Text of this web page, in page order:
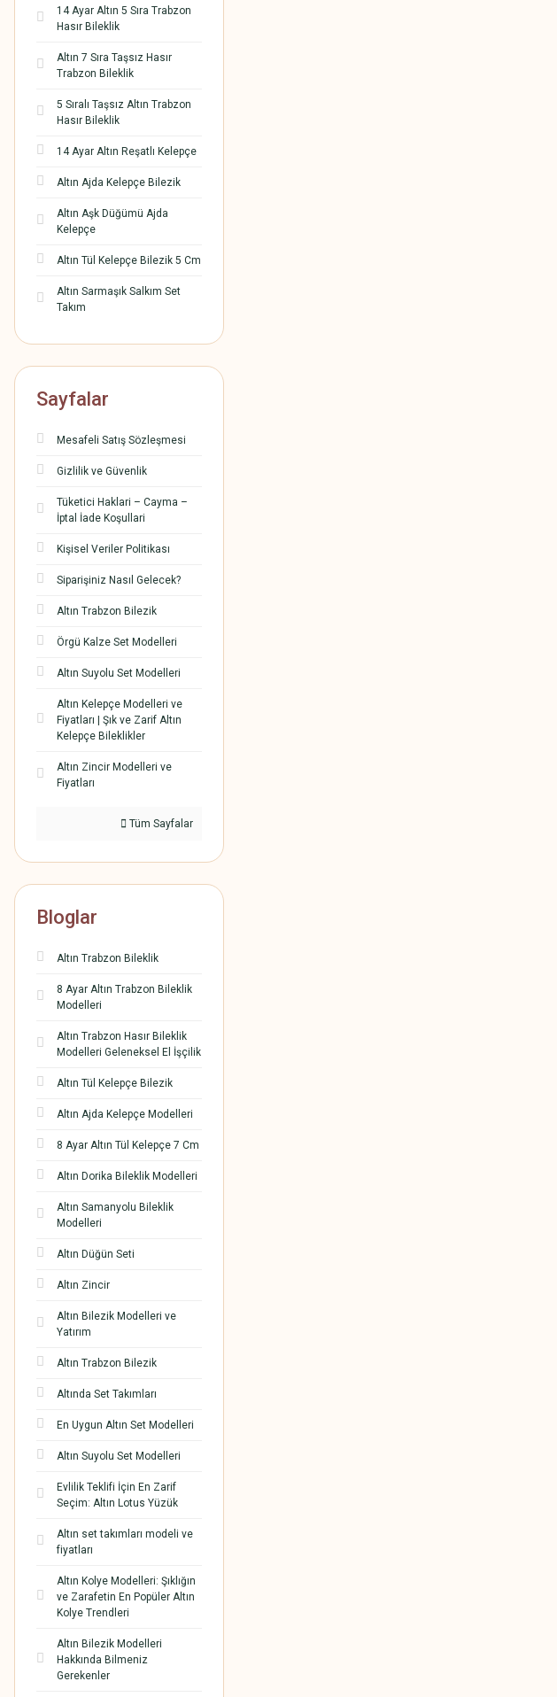
14 Ayar Altın 5 Sıra Trabzon
Hasır Bileklik
Altın 7 Sıra Taşsız Hasır
Trabzon Bileklik
5 Sıralı Taşsız Altın Trabzon
Hasır Bileklik
14 Ayar Altın Reşatlı Kelepçe
Altın Ajda Kelepçe Bilezik
Altın Aşk Düğümü Ajda
Kelepçe
Altın Tül Kelepçe Bilezik 5 Cm
Altın Sarmaşık Salkım Set
Takım
Sayfalar
Mesafeli Satış Sözleşmesi
Gizlilik ve Güvenlik
Tüketici Haklari – Cayma –
İptal İade Koşullari
Kişisel Veriler Politikası
Siparişiniz Nasıl Gelecek?
Altın Trabzon Bilezik
Örgü Kalze Set Modelleri
Altın Suyolu Set Modelleri
Altın Kelepçe Modelleri ve
Fiyatları | Şık ve Zarif Altın
Kelepçe Bileklikler
Altın Zincir Modelleri ve
Fiyatları
Tüm Sayfalar
Bloglar
Altın Trabzon Bileklik
8 Ayar Altın Trabzon Bileklik
Modelleri
Altın Trabzon Hasır Bileklik
Modelleri Geleneksel El İşçilik
Altın Tül Kelepçe Bilezik
Altın Ajda Kelepçe Modelleri
8 Ayar Altın Tül Kelepçe 7 Cm
Altın Dorika Bileklik Modelleri
Altın Samanyolu Bileklik
Modelleri
Altın Düğün Seti
Altın Zincir
Altın Bilezik Modelleri ve
Yatırım
Altın Trabzon Bilezik
Altında Set Takımları
En Uygun Altın Set Modelleri
Altın Suyolu Set Modelleri
Evlilik Teklifi İçin En Zarif
Seçim: Altın Lotus Yüzük
Altın set takımları modeli ve
fiyatları
Altın Kolye Modelleri: Şıklığın
ve Zarafetin En Popüler Altın
Kolye Trendleri
Altın Bilezik Modelleri
Hakkında Bilmeniz
Gerekenler